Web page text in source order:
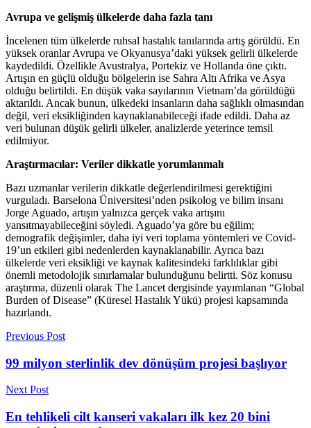
Avrupa ve gelişmiş ülkelerde daha fazla tanı
İncelenen tüm ülkelerde ruhsal hastalık tanılarında artış görüldü. En
yüksek oranlar Avrupa ve Okyanusya’daki yüksek gelirli ülkelerde
kaydedildi. Özellikle Avustralya, Portekiz ve Hollanda öne çıktı.
Artışın en güçlü olduğu bölgelerin ise Sahra Altı Afrika ve Asya
olduğu belirtildi. En düşük vaka sayılarının Vietnam’da görüldüğü
aktarıldı. Ancak bunun, ülkedeki insanların daha sağlıklı olmasından
değil, veri eksikliğinden kaynaklanabileceği ifade edildi. Daha az
veri bulunan düşük gelirli ülkeler, analizlerde yeterince temsil
edilmiyor.
Araştırmacılar: Veriler dikkatle yorumlanmalı
Bazı uzmanlar verilerin dikkatle değerlendirilmesi gerektiğini
vurguladı. Barselona Üniversitesi’nden psikolog ve bilim insanı
Jorge Aguado, artışın yalnızca gerçek vaka artışını
yansıtmayabileceğini söyledi. Aguado’ya göre bu eğilim;
demografik değişimler, daha iyi veri toplama yöntemleri ve Covid-
19’un etkileri gibi nedenlerden kaynaklanabilir. Ayrıca bazı
ülkelerde veri eksikliği ve kaynak kalitesindeki farklılıklar gibi
önemli metodolojik sınırlamalar bulunduğunu belirtti. Söz konusu
araştırma, düzenli olarak The Lancet dergisinde yayımlanan “Global
Burden of Disease” (Küresel Hastalık Yükü) projesi kapsamında
hazırlandı.
Previous Post
99 milyon sterlinlik dev dönüşüm projesi başlıyor
Next Post
En tehlikeli cilt kanseri vakaları ilk kez 20 bini